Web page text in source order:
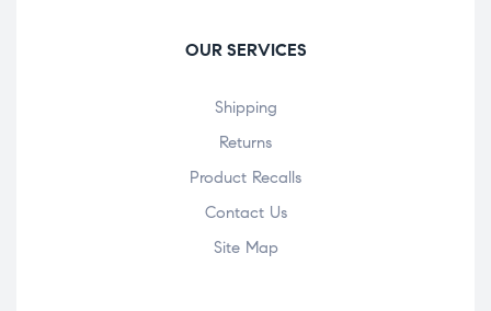
OUR SERVICES
Shipping
Returns
Product Recalls
Contact Us
Site Map